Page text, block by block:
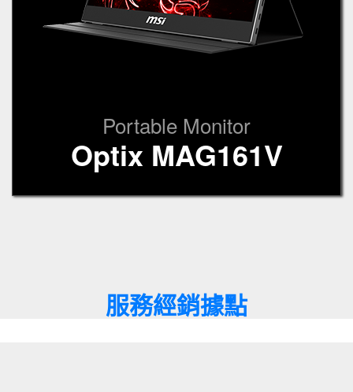
Portable Monitor
Optix MAG161V
服務經銷據點